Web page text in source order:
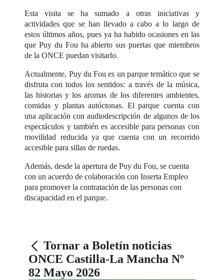
Esta visita se ha sumado a otras iniciativas y
actividades que se han llevado a cabo a lo largo de
estos últimos años, pues ya ha habido ocasiones en las
que Puy du Fou ha abierto sus puertas que miembros
de la ONCE puedan visitarlo.
Actualmente, Puy du Fou es un parque temático que se
disfruta con todos los sentidos: a través de la música,
las historias y los aromas de los diferentes ambientes,
comidas y plantas autóctonas. El parque cuenta con
una aplicación con audiodescripción de algunos de los
espectáculos y también es accesible para personas con
movilidad reducida ya que cuenta con un recorrido
accesible para sillas de ruedas.
Además, desde la apertura de Puy du Fou, se cuenta
con un acuerdo de colaboración con Inserta Empleo
para promover la contratación de las personas con
discapacidad en el parque.
Tornar a Boletín noticias
ONCE Castilla-La Mancha Nº
82 Mayo 2026